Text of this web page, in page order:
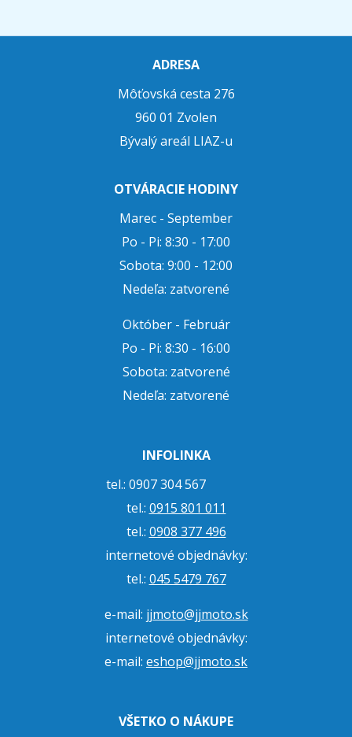
ADRESA
Môťovská cesta 276
960 01 Zvolen
Bývalý areál LIAZ-u
OTVÁRACIE HODINY
Marec - September
Po - Pi: 8:30 - 17:00
Sobota: 9:00 - 12:00
Nedeľa: zatvorené
Október - Február
Po - Pi: 8:30 - 16:00
Sobota: zatvorené
Nedeľa: zatvorené
INFOLINKA
tel.: 0907 304 567
tel.: 0915 801 011
tel.: 0908 377 496
internetové objednávky:
tel.: 045 5479 767
e-mail: jjmoto@jjmoto.sk
internetové objednávky:
e-mail: eshop@jjmoto.sk
VŠETKO O NÁKUPE